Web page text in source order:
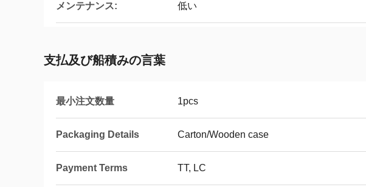
メンテナンス: 低い
支払及び船積みの言葉
最小注文数量 1pcs
Packaging Details Carton/Wooden case
Payment Terms TT, LC